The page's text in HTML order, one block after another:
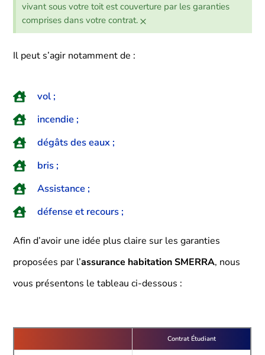
vivant sous votre toit est couverture par les garanties
comprises dans votre contrat. ×
Il peut s’agir notamment de :
vol ;
incendie ;
dégâts des eaux ;
bris ;
Assistance ;
défense et recours ;
Afin d’avoir une idée plus claire sur les garanties
proposées par l’assurance habitation SMERRA, nous
vous présentons le tableau ci-dessous :
Contrat Étudiant